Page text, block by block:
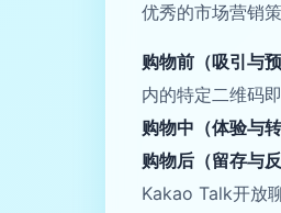
优秀的市场营销
购物前（吸引与预
内的特定二维码
购物中（体验与转
购物后（留存与反
Kakao Talk开放